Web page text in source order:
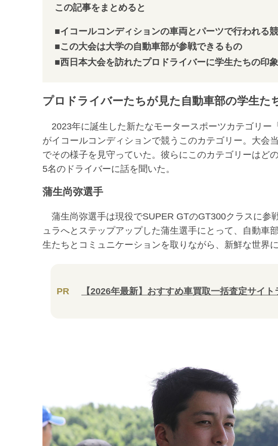
この記事をまとめると
■イコールコンディションの車両とパーツで行われる
■この大会は大学の自動車部が参戦できるもの
■西日本大会を訪れたプロドライバーに学生たちの印
プロドライバーたちが見た自動車部の学生た
2023年に誕生した新たなモータースポーツカテゴリー
がイコールコンディションで競うこのカテゴリー。大会
でその様子を見守っていた。彼らにこのカテゴリーはど
5名のドライバーに話を聞いた。
蒲生尚弥選手
蒲生尚弥選手は現役でSUPER GTのGT300クラスに参
ュラへとステップアップした蒲生選手にとって、自動車
生たちとコミュニケーションを取りながら、新鮮な世界
PR 【2026年最新】おすすめ車買取一括査定サイ